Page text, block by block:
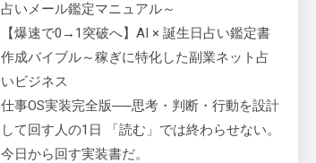
占いメール鑑定マニュアル～
【爆速で0→1突破へ】AI × 誕生日占い鑑定書
作成バイブル～稼ぎに特化した副業ネット占
いビジネス
仕事OS実装完全版──思考・判断・行動を設計
して回す人の1日 「読む」では終わらせない。
今日から回す実装書だ。